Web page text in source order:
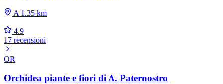
A 1.35 km
4.9
17 recensioni
OR
Orchidea piante e fiori di A. Paternostro